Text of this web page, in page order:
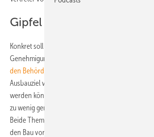
Gipfel soll Lösungen finden
Konkret soll es beim Windgipfel um rechtliche
Genehmigung gehen und darum, wie sich der
den Behörden
Ausbauziel von 65 Prozent erneuerbare Energien
werden könne, unter anderem vor dem
zu wenig genehmigte Flächen für den Bau von
Beide Themen bringen zwangsläufig auch das
den Bau von Windkraftanlagen auf den Plan, die